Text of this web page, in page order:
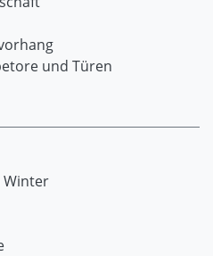
und Türen
Winter